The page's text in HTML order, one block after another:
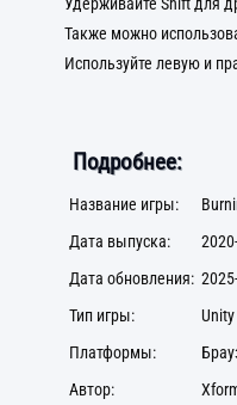
Удерживайте Shift для
Также можно
Используйте левую и
Подробнее:
Название игры:
Дата выпуска:
Дата обновления:
Тип игры:
Платформы:
Автор: